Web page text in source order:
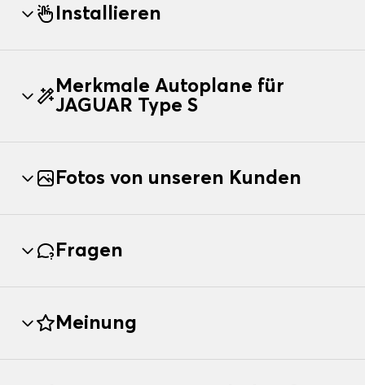
Installieren
Merkmale Autoplane für
JAGUAR Type S
Fotos von unseren Kunden
Fragen
Meinung